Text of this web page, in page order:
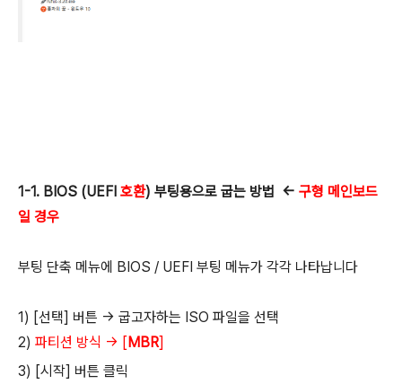
1-1. BIOS (UEFI 호환) 부팅용으로 굽는 방법 ← 구형 메인보드
일 경우
부팅 단축 메뉴에 BIOS / UEFI 부팅 메뉴가 각각 나타납니다
1) [선택] 버튼 → 굽고자하는 ISO 파일을 선택
2) 파티션 방식 → [MBR]
3) [시작] 버튼 클릭